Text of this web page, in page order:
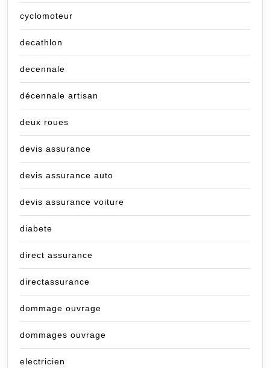
cyclomoteur
decathlon
decennale
décennale artisan
deux roues
devis assurance
devis assurance auto
devis assurance voiture
diabete
direct assurance
directassurance
dommage ouvrage
dommages ouvrage
electricien